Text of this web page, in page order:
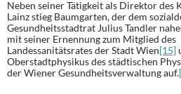
Neben seiner Tätigkeit als Direktor des
Lainz stieg Baumgarten, der dem
Gesundheitsstadtrat Julius Tandler
mit seiner Ernennung zum Mitglied des
Landessanitätsrates der Stadt Wien[15]
Oberstadtphysikus des städtischen
der Wiener Gesundheitsverwaltung auf.